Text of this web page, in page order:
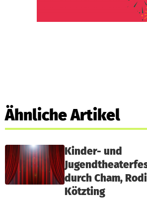
Ähnliche Artikel
Kinder- und
durch Cham,
Kötzting